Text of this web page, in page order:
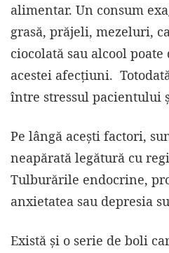
alimentar. Un consum
grasă, prăjeli, mezeluri,
ciocolată sau alcool
acestei afecțiuni.
între stressul pacientului
Pe lângă acești factori,
neapărată legătură cu
Tulburările endocrine,
anxietatea sau depresia
Există și o serie de boli